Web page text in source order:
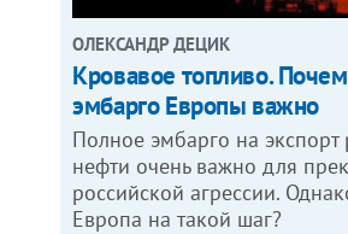
ОЛЕКСАНДР ДЕЦИК
Кровавое топливо.
эмбарго Европы важно
Полное эмбарго на экспорт
нефти очень важно для
российской агрессии.
Европа на такой шаг?